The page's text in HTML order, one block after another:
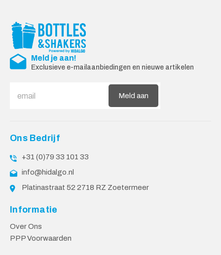
Meld je aan!
Exclusieve e-mailaanbiedingen en nieuwe artikelen
Meld aan
Ons Bedrijf
+31 (0)79 33 101 33
info@hidalgo.nl
Platinastraat 52 2718 RZ Zoetermeer
Informatie
Over Ons
PPP Voorwaarden